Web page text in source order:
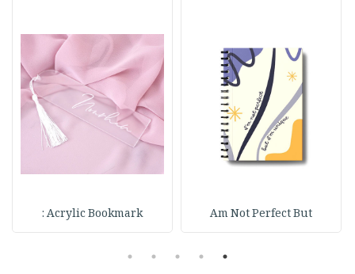
Am Not Perfect But
Acrylic Bookmark :
1
2
3
4
5